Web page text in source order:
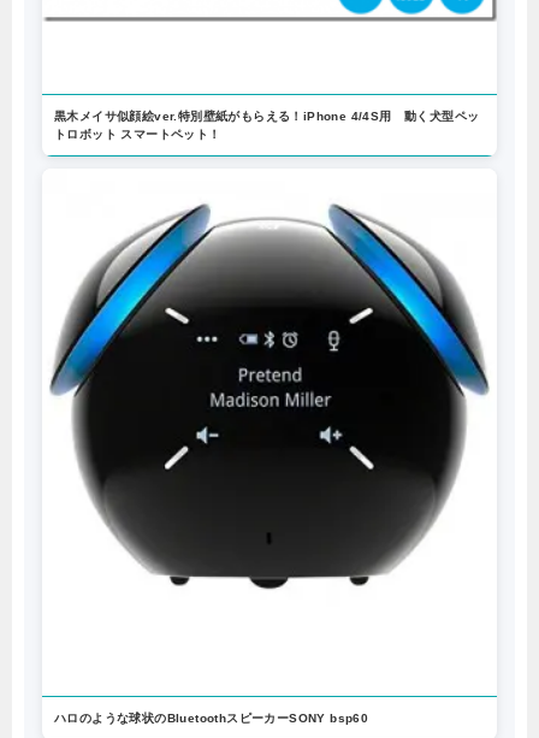
黒木メイサ似顔絵ver.特別壁紙がもらえる！iPhone 4/4S用 動く犬型ペッ
トロボット スマートペット！
ハロのような球状のBluetoothスピーカーSONY bsp60